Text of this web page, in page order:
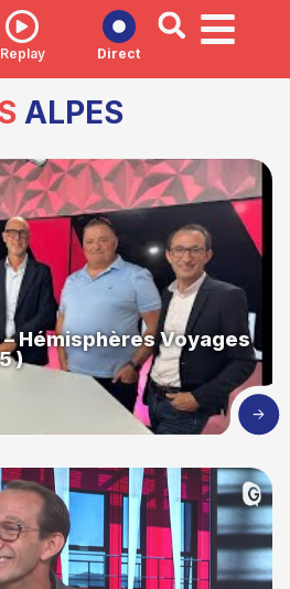
Replay Direct
ALPES
Hémisphères Voyages
)